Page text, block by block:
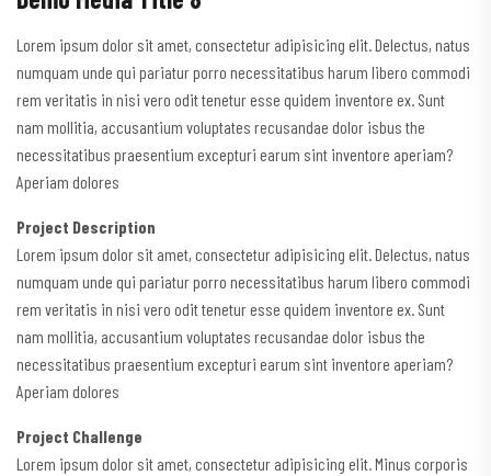
Lorem ipsum dolor sit amet, consectetur adipisicing elit. Delectus, natus
numquam unde qui pariatur porro necessitatibus harum libero commodi
rem veritatis in nisi vero odit tenetur esse quidem inventore ex. Sunt
nam mollitia, accusantium voluptates recusandae dolor isbus the
necessitatibus praesentium excepturi earum sint inventore aperiam?
Aperiam dolores
Project Description
Lorem ipsum dolor sit amet, consectetur adipisicing elit. Delectus, natus
numquam unde qui pariatur porro necessitatibus harum libero commodi
rem veritatis in nisi vero odit tenetur esse quidem inventore ex. Sunt
nam mollitia, accusantium voluptates recusandae dolor isbus the
necessitatibus praesentium excepturi earum sint inventore aperiam?
Aperiam dolores
Project Challenge
Lorem ipsum dolor sit amet, consectetur adipisicing elit. Minus corporis